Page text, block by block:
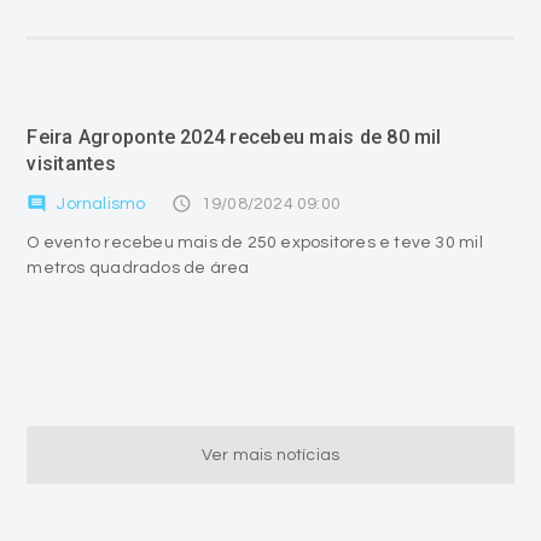
Feira Agroponte 2024 recebeu mais de 80 mil
visitantes
comment Jornalismo access_time 19/08/2024 09:00
O evento recebeu mais de 250 expositores e teve 30 mil
metros quadrados de área
Ver mais notícias